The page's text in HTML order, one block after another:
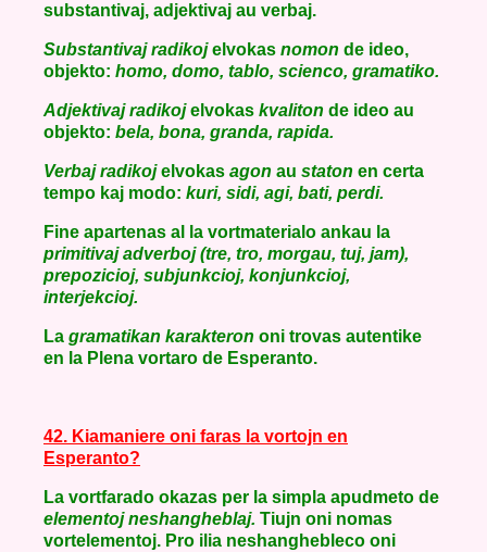
substantivaj, adjektivaj au verbaj.
Substantivaj radikojelvokas nomon de ideo,
objekto: homo, domo, tablo, scienco, gramatiko.
Adjektivaj radikojelvokas kvaliton de ideo au
objekto: bela, bona, granda, rapida.
Verbaj radikojelvokas agon au staton en certa
tempo kaj modo: kuri, sidi, agi, bati, perdi.
Fine apartenas al la vortmaterialo ankau la
primitivaj adverboj (tre, tro, morgau, tuj, jam),
prepozicioj, subjunkcioj, konjunkcioj,
interjekcioj.
La gramatikan karakteron oni trovas autentike
en la Plena vortaro de Esperanto.
42. Kiamaniere oni faras la vortojn en
Esperanto?
La vortfarado okazas per la simpla apudmeto de
elementoj neshangheblaj. Tiujn oni nomas
vortelementoj. Pro ilia neshanghebleco oni